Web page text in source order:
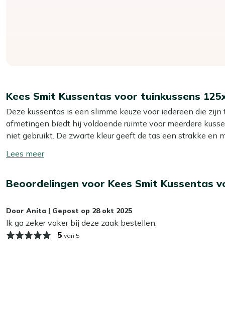
Kees Smit Kussentas voor tuinkussens
Deze kussentas is een slimme keuze voor iedereen die
afmetingen biedt hij voldoende ruimte voor meerdere
niet gebruikt. De zwarte kleur geeft de tas een strakke en
van de levensduur van je kussens!
Eigenschappen
handig is voor een snelle en efficiënte opruiming.
Materiaal: Non Woven- Dit materiaal is licht, maar
zijn tegen vuil en stof.
In de herfst- en wintermaanden raden wij aan om de
Toon/verberg
Beoordelingen voor Kees Smit Kussentas
Door Anita | Gepost op 28 okt 2025
Ik ga zeker vaker bij deze zaak bestellen.
5 van 5